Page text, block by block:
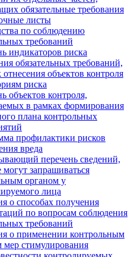
обязательные требования
листы
по соблюдению
требований
индикаторов риска
обязательных требований,
отнесения объектов контроля
риска
объектов контроля,
в рамках формирования
плана контрольных
профилактики рисков
вреда
перечень сведений,
могут запрашиваться
органом у
лица
о способах получения
по вопросам соблюдения
требований
о применении контрольным
мер стимулирования